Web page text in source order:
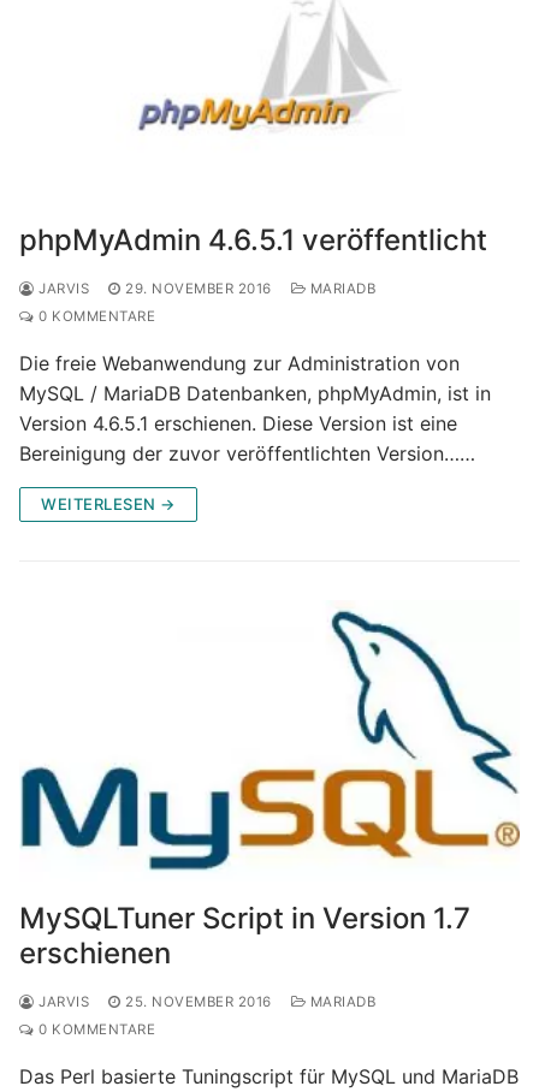
phpMyAdmin 4.6.5.1 veröffentlicht
JARVIS 29. NOVEMBER 2016
MARIADB
0 KOMMENTARE
Die freie Webanwendung zur Administration von
MySQL / MariaDB Datenbanken, phpMyAdmin, ist in
Version 4.6.5.1 erschienen. Diese Version ist eine
Bereinigung der zuvor veröffentlichten Version……
WEITERLESEN →
MySQLTuner Script in Version 1.7
erschienen
JARVIS 25. NOVEMBER 2016
MARIADB
0 KOMMENTARE
Das Perl basierte Tuningscript für MySQL und MariaDB